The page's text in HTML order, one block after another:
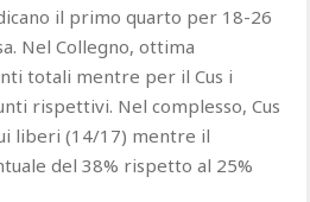
il primo quarto per 18-26
Nel Collegno, ottima
totali mentre per il Cus i
rispettivi. Nel complesso, Cus
liberi (14/17) mentre il
del 38% rispetto al 25%